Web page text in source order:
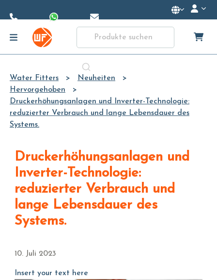
Content
Water Fitters
Neuheiten
Hervorgehoben
Druckerhöhungsanlagen und Inverter-Technologie:
reduzierter Verbrauch und lange Lebensdauer des
Systems.
Druckerhöhungsanlagen und
Inverter-Technologie:
reduzierter Verbrauch und
lange Lebensdauer des
Systems.
10. Juli 2023
Insert your text here